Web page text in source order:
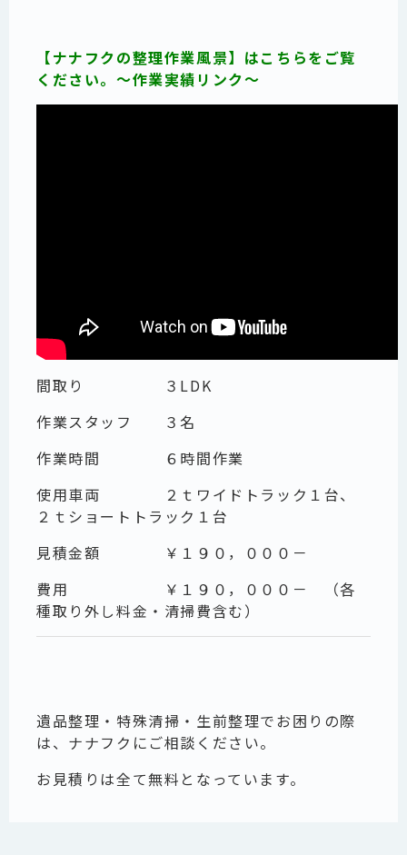
【ナナフクの整理作業風景】はこちらをご覧
ください。～作業実績リンク～
間取り ３LDK
作業スタッフ ３名
作業時間 ６時間作業
使用車両 ２ｔワイドトラック１台、
２ｔショートトラック１台
見積金額 ￥１９０，０００－
費用 ￥１９０，０００－ （各
種取り外し料金・清掃費含む）
遺品整理・特殊清掃・生前整理でお困りの際
は、ナナフクにご相談ください。
お見積りは全て無料となっています。